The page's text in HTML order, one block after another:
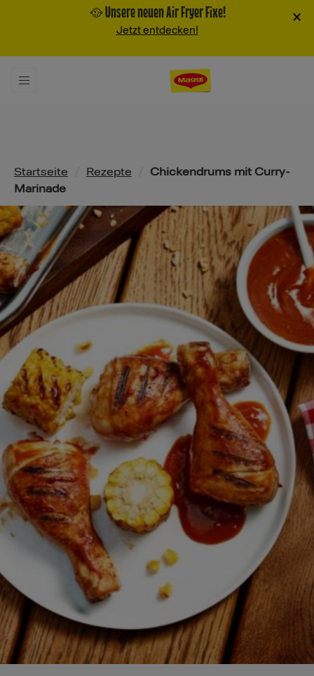
🥘 Unsere neuen Air Fryer Fixe!
Jetzt entdecken!
×
Pfadnavigation
Startseite Rezepte
Chickendrums mit Curry-
Marinade